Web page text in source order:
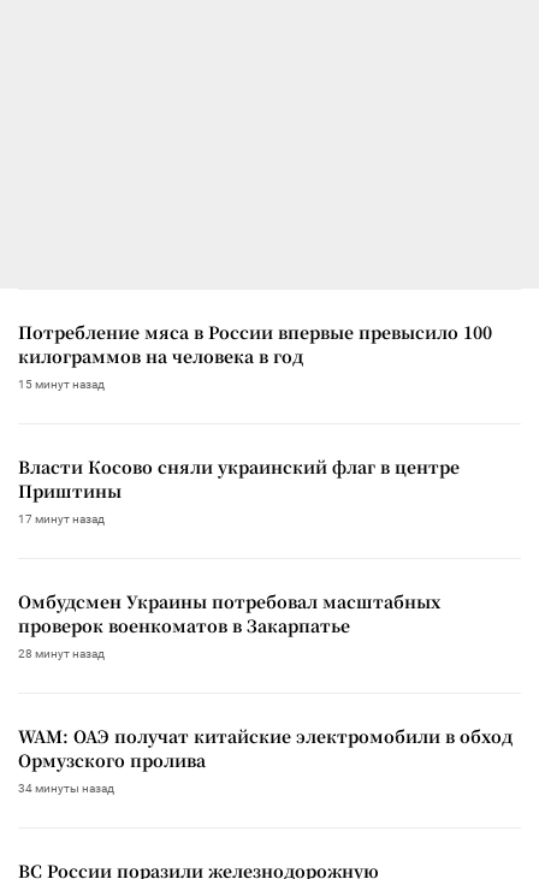
Потребление мяса в России впервые превысило 100
килограммов на человека в год
15 минут назад
Власти Косово сняли украинский флаг в центре
Приштины
17 минут назад
Омбудсмен Украины потребовал масштабных
проверок военкоматов в Закарпатье
28 минут назад
WAM: ОАЭ получат китайские электромобили в обход
Ормузского пролива
34 минуты назад
ВС России поразили железнодорожную